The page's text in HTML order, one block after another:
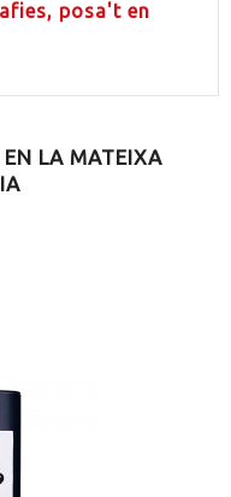
posa't en
EN LA MATEIXA